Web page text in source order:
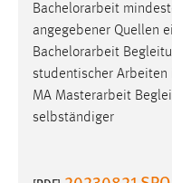
Bachelorarbeit
angegebener Quellen
Bachelorarbeit
studentischer Arbeiten
MA Masterarbeit
selbständiger